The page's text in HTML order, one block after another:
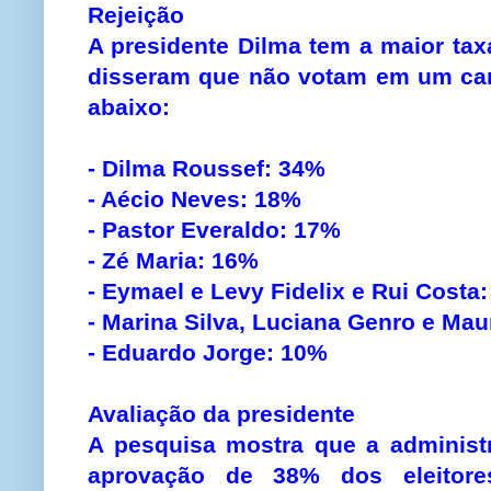
Rejeição
A presidente Dilma tem a maior
disseram que não votam em um
abaixo:
- Dilma Roussef: 34%
- Aécio Neves: 18%
- Pastor Everaldo: 17%
- Zé Maria: 16%
- Eymael e Levy Fidelix e Rui Costa:
- Marina Silva, Luciana Genro e
- Eduardo Jorge: 10%
Avaliação da presidente
A pesquisa mostra que a
aprovação de 38% dos